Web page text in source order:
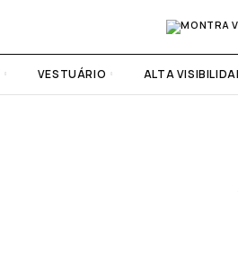
VESTUÁRIO ALTA